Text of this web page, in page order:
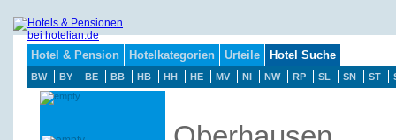
Hotel & Pension Hotelkategorien Urteile Hotel Suche
BW BY BE BB HB HH HE MV NI NW RP SL SN ST